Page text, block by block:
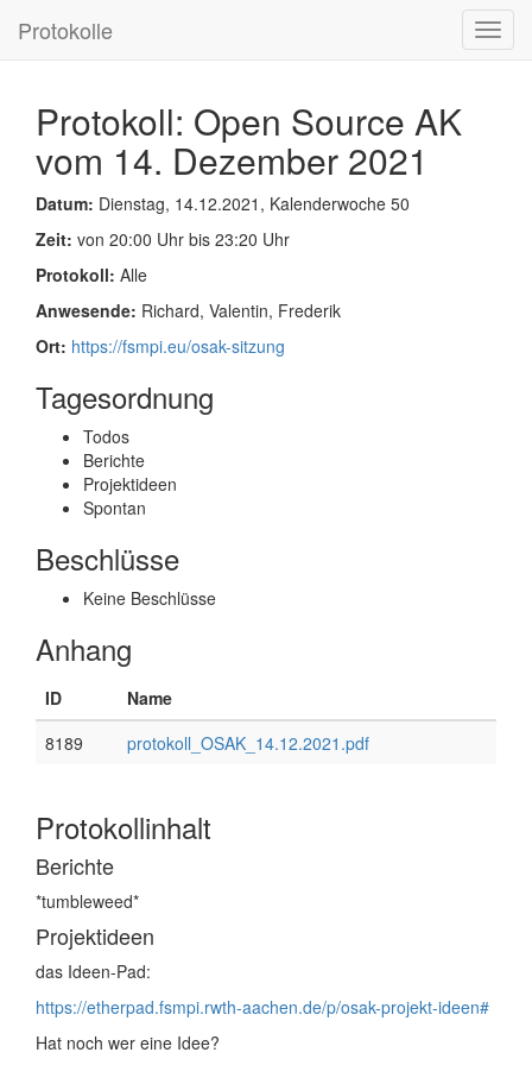
Protokolle
Protokoll: Open Source AK
vom 14. Dezember 2021
Datum: Dienstag, 14.12.2021, Kalenderwoche 50
Zeit: von 20:00 Uhr bis 23:20 Uhr
Protokoll: Alle
Anwesende: Richard, Valentin, Frederik
Ort: https://fsmpi.eu/osak-sitzung
Tagesordnung
Todos
Berichte
Projektideen
Spontan
Beschlüsse
Keine Beschlüsse
Anhang
ID
Name
8189
protokoll_OSAK_14.12.2021.pdf
Protokollinhalt
Berichte
*tumbleweed*
Projektideen
das Ideen-Pad:
https://etherpad.fsmpi.rwth-aachen.de/p/osak-projekt-ideen#
Hat noch wer eine Idee?